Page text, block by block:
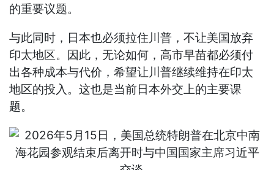
的重要议题。
与此同时，日本也必须拉住川普，不让美国放弃
印太地区。因此，无论如何，高市早苗都必须付
出各种成本与代价，希望让川普继续维持在印太
地区的投入。这也是当前日本外交上的主要课
题。